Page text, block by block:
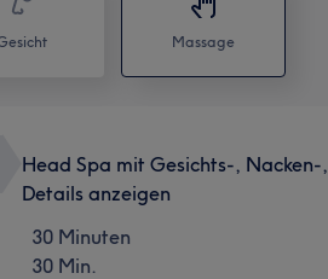
Massage
Head Spa mit Gesichts-,
Details anzeigen
30 Minuten
30 Min.